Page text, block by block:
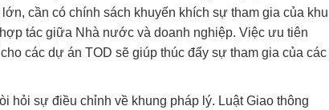
cần có chính sách khuyến khích sự tham gia của khu
tác giữa Nhà nước và doanh nghiệp. Việc ưu tiên
các dự án TOD sẽ giúp thúc đẩy sự tham gia của các
hỏi sự điều chỉnh về khung pháp lý. Luật Giao thông